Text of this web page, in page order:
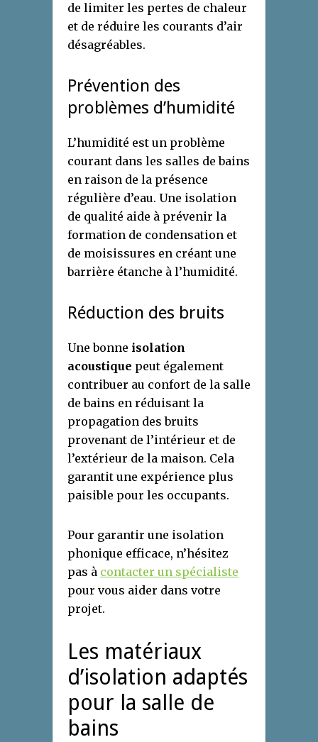
de limiter les pertes de chaleur
et de réduire les courants d’air
désagréables.
Prévention des
problèmes d’humidité
L’humidité est un problème
courant dans les salles de bains
en raison de la présence
régulière d’eau. Une isolation
de qualité aide à prévenir la
formation de condensation et
de moisissures en créant une
barrière étanche à l’humidité.
Réduction des bruits
Une bonne isolation
acoustique peut également
contribuer au confort de la salle
de bains en réduisant la
propagation des bruits
provenant de l’intérieur et de
l’extérieur de la maison. Cela
garantit une expérience plus
paisible pour les occupants.
Pour garantir une isolation
phonique efficace, n’hésitez
pas à contacter un spécialiste
pour vous aider dans votre
projet.
Les matériaux
d’isolation adaptés
pour la salle de
bains